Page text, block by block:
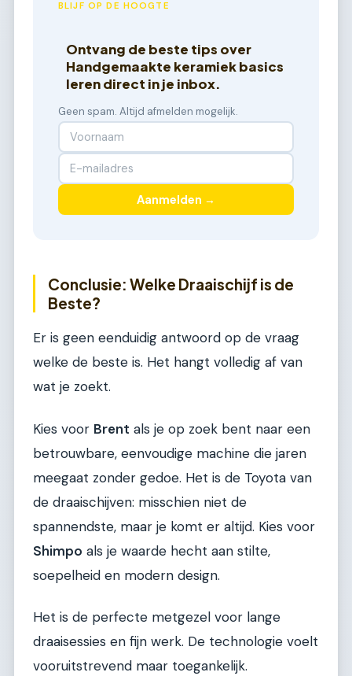
BLIJF OP DE HOOGTE
Ontvang de beste tips over
Handgemaakte keramiek basics
leren direct in je inbox.
Geen spam. Altijd afmelden mogelijk.
Aanmelden →
Conclusie: Welke Draaischijf is de
Beste?
Er is geen eenduidig antwoord op de vraag
welke de beste is. Het hangt volledig af van
wat je zoekt.
Kies voor Brent als je op zoek bent naar een
betrouwbare, eenvoudige machine die jaren
meegaat zonder gedoe. Het is de Toyota van
de draaischijven: misschien niet de
spannendste, maar je komt er altijd. Kies voor
Shimpo als je waarde hecht aan stilte,
soepelheid en modern design.
Het is de perfecte metgezel voor lange
draaisessies en fijn werk. De technologie voelt
vooruitstrevend maar toegankelijk.